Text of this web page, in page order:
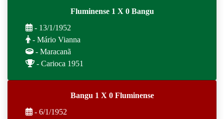
Fluminense 1 X 0 Bangu
- 13/1/1952
- Mário Vianna
- Maracanã
- Carioca 1951
Bangu 1 X 0 Fluminense
- 6/1/1952